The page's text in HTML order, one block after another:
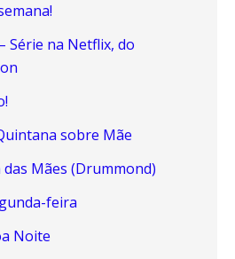
Série na Netflix, do
sobre Mãe
Mães (Drummond)
feira
Noite